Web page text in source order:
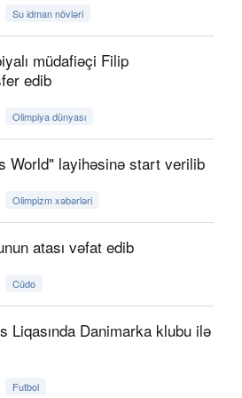
Su idman növləri
müdafiəçi Filip
edib
Olimpiya dünyası
World" layihəsinə start verilib
Olimpizm xəbərləri
atası vəfat edib
Cüdo
Liqasında Danimarka klubu ilə
Futbol